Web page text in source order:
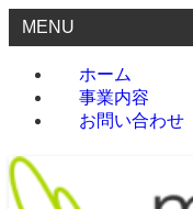
MENU
ホーム
事業内容
お問い合わせ